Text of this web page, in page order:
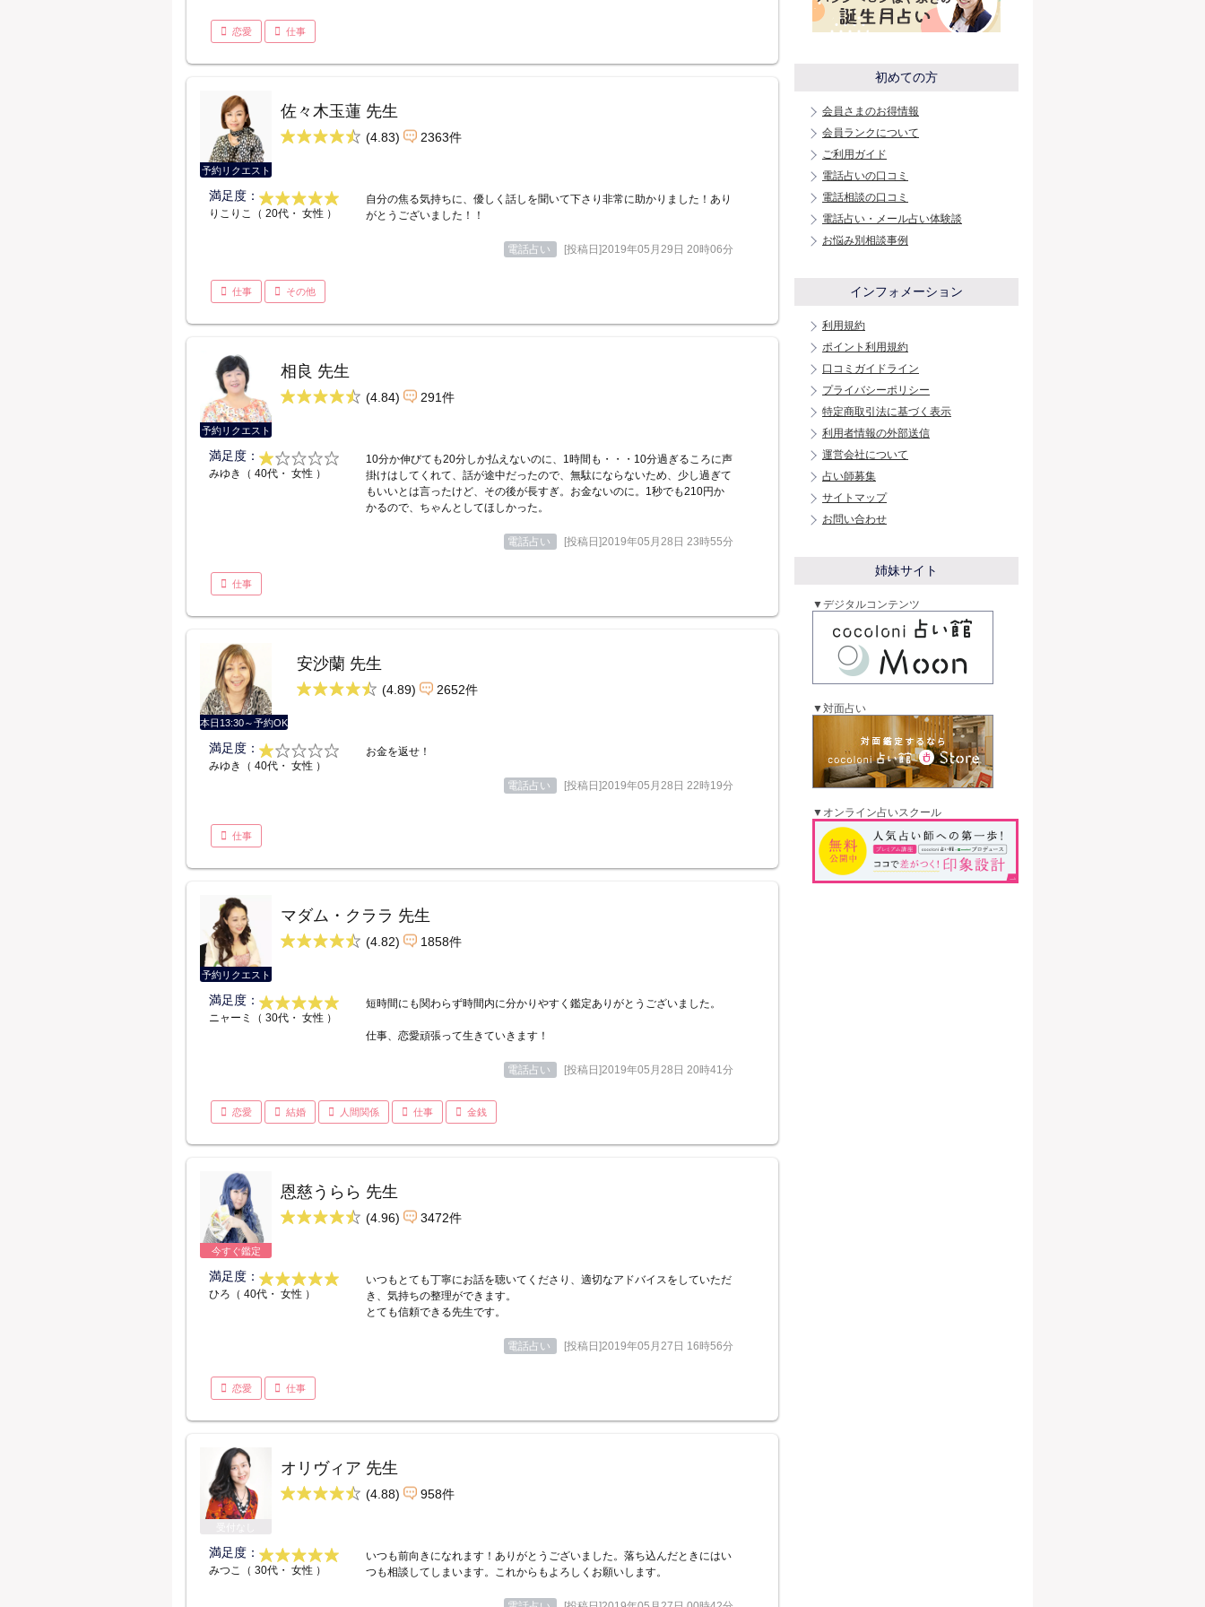
恋愛 仕事
予約リクエスト
佐々木玉蓮 先生
(4.83) 2363件
満足度：
りこりこ（ 20代・ 女性 ）
自分の焦る気持ちに、優しく話しを聞いて下さり非常に助かりました！あり
がとうございました！！
電話占い [投稿日]2019年05月29日 20時06分
仕事 その他
予約リクエスト
相良 先生
(4.84) 291件
満足度：
みゆき（ 40代・ 女性 ）
10分か伸びても20分しか払えないのに、1時間も・・・10分過ぎるころに声
掛けはしてくれて、話が途中だったので、無駄にならないため、少し過ぎて
もいいとは言ったけど、その後が長すぎ。お金ないのに。1秒でも210円か
かるので、ちゃんとしてほしかった。
電話占い [投稿日]2019年05月28日 23時55分
仕事
本日13:30～予約OK
安沙蘭 先生
(4.89) 2652件
満足度：
みゆき（ 40代・ 女性 ）
お金を返せ！
電話占い [投稿日]2019年05月28日 22時19分
仕事
予約リクエスト
マダム・クララ 先生
(4.82) 1858件
満足度：
ニャーミ（ 30代・ 女性 ）
短時間にも関わらず時間内に分かりやすく鑑定ありがとうございました。
仕事、恋愛頑張って生きていきます！
電話占い [投稿日]2019年05月28日 20時41分
恋愛 結婚 人間関係 仕事 金銭
今すぐ鑑定
恩慈うらら 先生
(4.96) 3472件
満足度：
ひろ（ 40代・ 女性 ）
いつもとても丁寧にお話を聴いてくださり、適切なアドバイスをしていただ
き、気持ちの整理ができます。
とても信頼できる先生です。
電話占い [投稿日]2019年05月27日 16時56分
恋愛 仕事
オリヴィア 先生
(4.88) 958件
満足度：
みつこ（ 30代・ 女性 ）
いつも前向きになれます！ありがとうございました。落ち込んだときにはい
つも相談してしまいます。これからもよろしくお願いします。
初めての方
会員さまのお得情報
会員ランクについて
ご利用ガイド
電話占いの口コミ
電話相談の口コミ
電話占い・メール占い体験談
お悩み別相談事例
インフォメーション
利用規約
ポイント利用規約
口コミガイドライン
プライバシーポリシー
特定商取引法に基づく表示
利用者情報の外部送信
運営会社について
占い師募集
サイトマップ
お問い合わせ
姉妹サイト
▼デジタルコンテンツ
▼対面占い
▼オンライン占いスクール